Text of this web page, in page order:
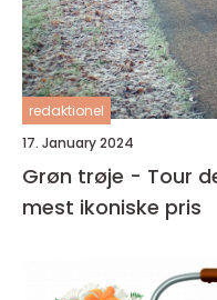
redaktionel
17. January 2024
Grøn trøje - Tour
mest ikoniske pris